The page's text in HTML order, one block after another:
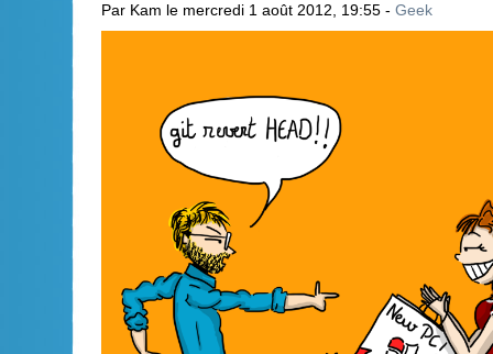
Par Kam le mercredi 1 août 2012, 19:55 - Geek